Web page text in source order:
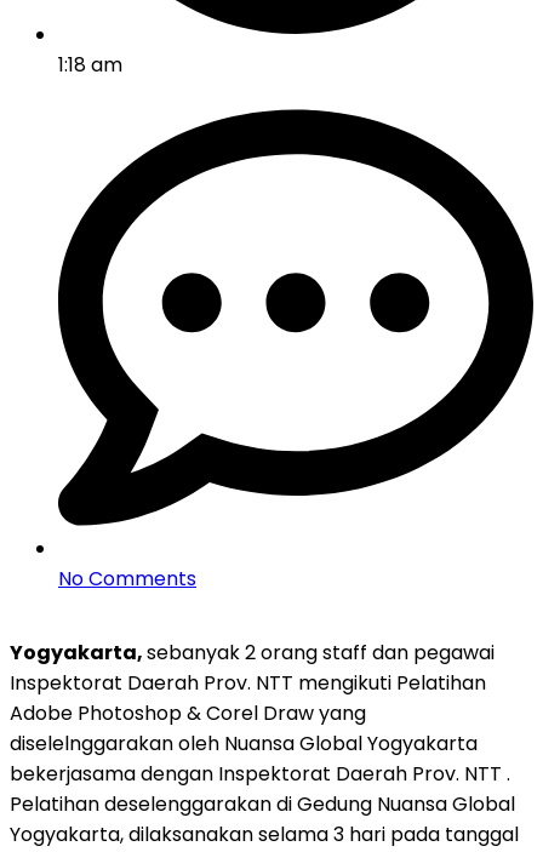
1:18 am
No Comments
Yogyakarta,sebanyak 2 orang staff dan pegawai
Inspektorat Daerah Prov. NTT mengikuti Pelatihan
Adobe Photoshop & Corel Draw yang
diselelnggarakan oleh Nuansa Global Yogyakarta
bekerjasama dengan Inspektorat Daerah Prov. NTT .
Pelatihan deselenggarakan di Gedung Nuansa Global
Yogyakarta, dilaksanakan selama 3 hari pada tanggal